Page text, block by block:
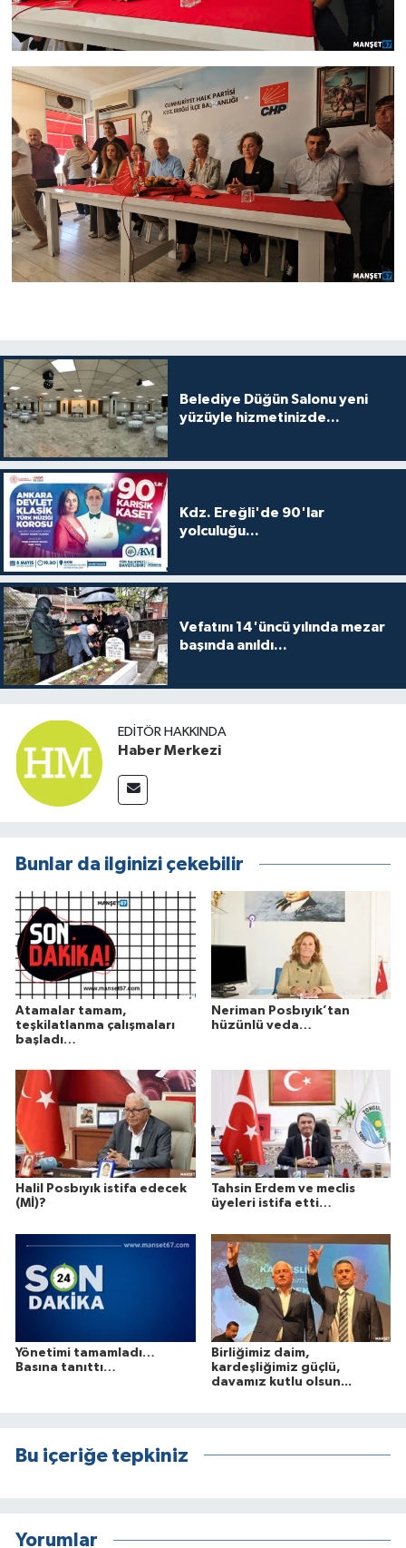
Belediye Düğün Salonu yeni
yüzüyle hizmetinizde...
Kdz. Ereğli'de 90'lar
yolculuğu...
Vefatını 14'üncü yılında mezar
başında anıldı...
EDITÖR HAKKINDA
Haber Merkezi
Bunlar da ilginizi çekebilir
Atamalar tamam,
teşkilatlanma çalışmaları
başladı…
Neriman Posbıyık’tan
hüzünlü veda…
Halil Posbıyık istifa edecek
(Mİ)?
Tahsin Erdem ve meclis
üyeleri istifa etti…
Yönetimi tamamladı…
Basına tanıttı…
Birliğimiz daim,
kardeşliğimiz güçlü,
davamız kutlu olsun...
Bu içeriğe tepkiniz
Yorumlar